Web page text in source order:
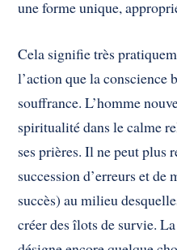
une forme unique,
Cela signifie très
l’action que la conscience
souffrance. L’homme
spiritualité dans le calme
ses prières. Il ne peut plus
succession d’erreurs et
succès) au milieu
créer des îlots de survie.